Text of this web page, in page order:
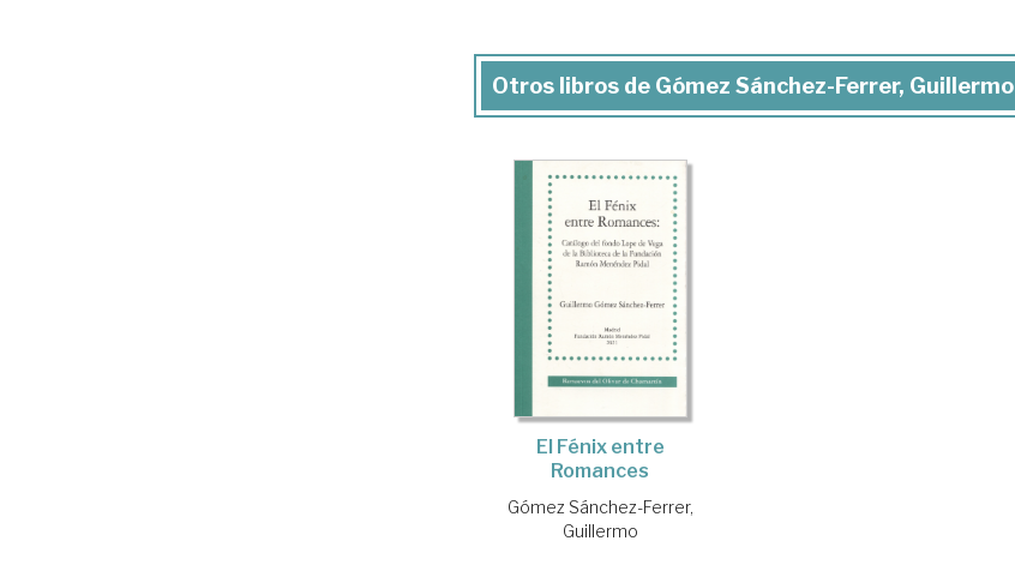
Otros libros de Gómez Sánchez-Ferrer, Guillermo
El Fénix entre
Romances
Gómez Sánchez-Ferrer,
Guillermo